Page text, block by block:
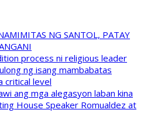
NG SANTOL, PATAY
process ni religious leader
ng isang mambabatas
critical level
ang mga alegasyon laban kina
House Speaker Romualdez at